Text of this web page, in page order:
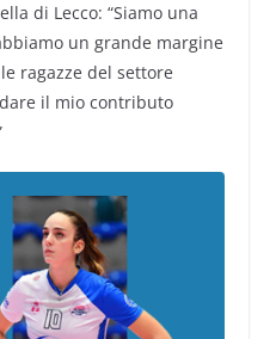
di Lecco: “Siamo una
un grande margine
ragazze del settore
il mio contributo